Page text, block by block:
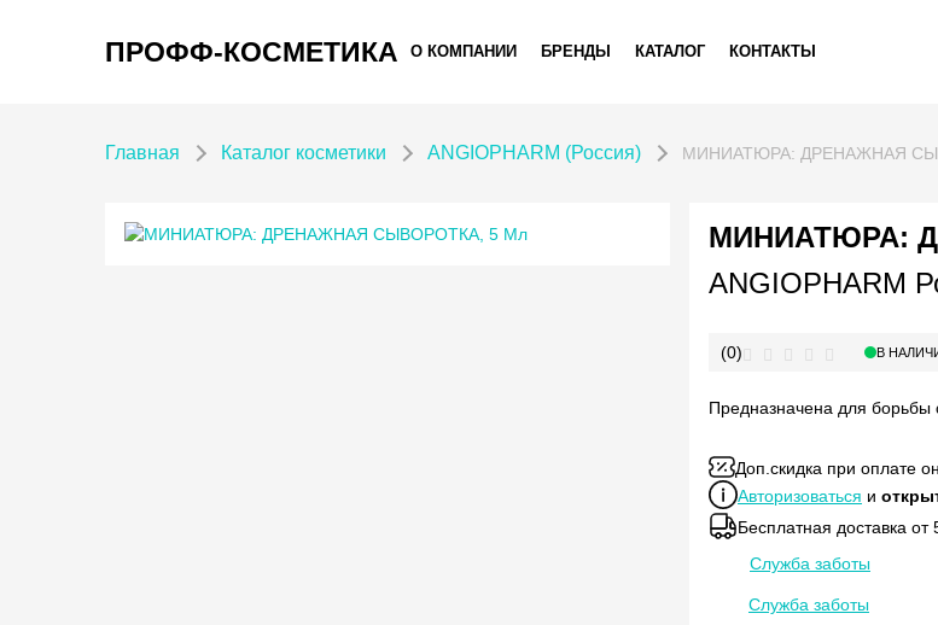
ПРОФФ-КОСМЕТИКА О КОМПАНИИ БРЕНДЫ КАТАЛОГ КОНТАКТЫ
Главная Каталог косметики ANGIOPHARM (Россия) МИНИАТЮРА: ДРЕНАЖНАЯ
МИНИАТЮРА:
ANGIOPHARM
(0) В
Предназначена для борьбы
Доп.скидка при оплате
Авторизоваться и
Бесплатная доставка от
Служба заботы
Служба заботы